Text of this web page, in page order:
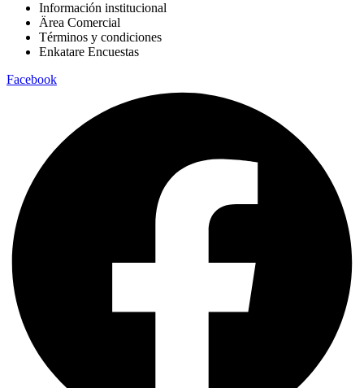
Información institucional
Ärea Comercial
Términos y condiciones
Enkatare Encuestas
Facebook